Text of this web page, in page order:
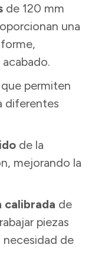
de 120 mm
una
que permiten
diferentes
de la
mejorando la
calibrada de
piezas
de